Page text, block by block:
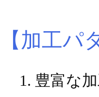
【加工パ
豊富な